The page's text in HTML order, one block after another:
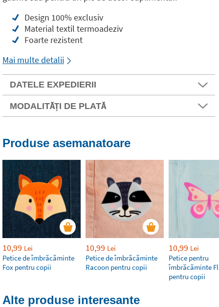
Design 100% exclusiv
Material textil termoadeziv
Foarte rezistent
Mai multe detalii
DATELE EXPEDIERII
MODALITĂȚI DE PLATĂ
Produse asemanatoare
10,99 Lei
Petice de îmbrăcăminte
Fox pentru copii
10,99 Lei
Petice de îmbrăcăminte
Racoon pentru copii
10,99 Lei
Petice pentru
îmbrăcăminte
pentru copii
Alte produse interesante